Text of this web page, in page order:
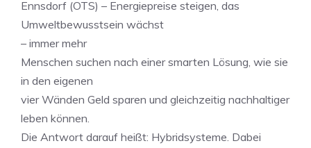
Ennsdorf (OTS) – Energiepreise steigen, das
Umweltbewusstsein wächst
– immer mehr
Menschen suchen nach einer smarten Lösung, wie sie
in den eigenen
vier Wänden Geld sparen und gleichzeitig nachhaltiger
leben können.
Die Antwort darauf heißt: Hybridsysteme. Dabei